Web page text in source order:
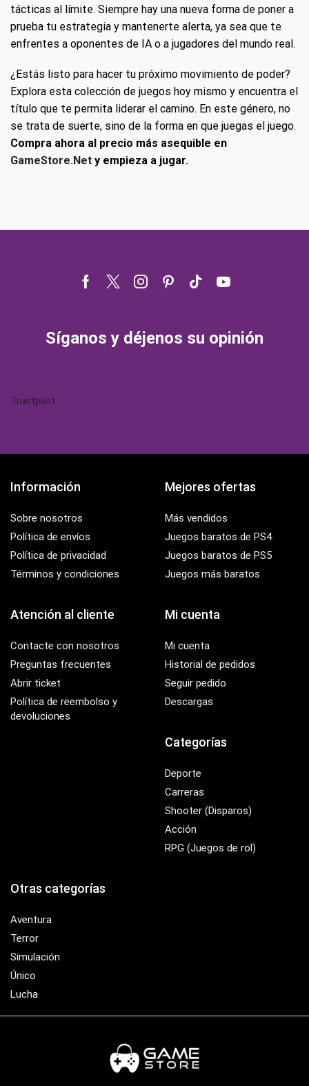
tácticas al límite. Siempre hay una nueva forma de poner a
prueba tu estrategia y mantenerte alerta, ya sea que te
enfrentes a oponentes de IA o a jugadores del mundo real.
¿Estás listo para hacer tu próximo movimiento de poder?
Explora esta colección de juegos hoy mismo y encuentra el
título que te permita liderar el camino. En este género, no
se trata de suerte, sino de la forma en que juegas el juego.
Compra ahora al precio más asequible en
GameStore.Net y empieza a jugar.
Facebook
TwitterInstagram
Pinterest
Tik- Youtube
Síganos y déjenos su opinión
Trustpilot
Información
Sobre nosotros
Política de envíos
Política de privacidad
Términos y condiciones
Mejores ofertas
Más vendidos
Juegos baratos de PS4
Juegos baratos de PS5
Juegos más baratos
Atención al cliente
Contacte con nosotros
Preguntas frecuentes
Abrir ticket
Política de reembolso y
devoluciones
Mi cuenta
Mi cuenta
Historial de pedidos
Seguir pedido
Descargas
Categorías
Deporte
Carreras
Shooter (Disparos)
Acción
RPG (Juegos de rol)
Otras categorías
Aventura
Terror
Simulación
Único
Lucha